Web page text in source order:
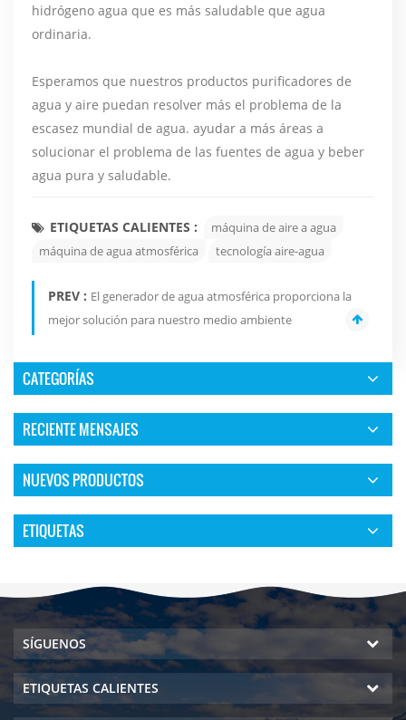
hidrógeno agua que es más saludable que agua
ordinaria.
Esperamos que nuestros productos purificadores de
agua y aire puedan resolver más el problema de la
escasez mundial de agua. ayudar a más áreas a
solucionar el problema de las fuentes de agua y beber
agua pura y saludable.
ETIQUETAS CALIENTES :
máquina de aire a agua
máquina de agua atmosférica
tecnología aire-agua
PREV : El generador de agua atmosférica proporciona la
mejor solución para nuestro medio ambiente
CATEGORÍAS
RECIENTE MENSAJES
NUEVOS PRODUCTOS
ETIQUETAS
SÍGUENOS
ETIQUETAS CALIENTES